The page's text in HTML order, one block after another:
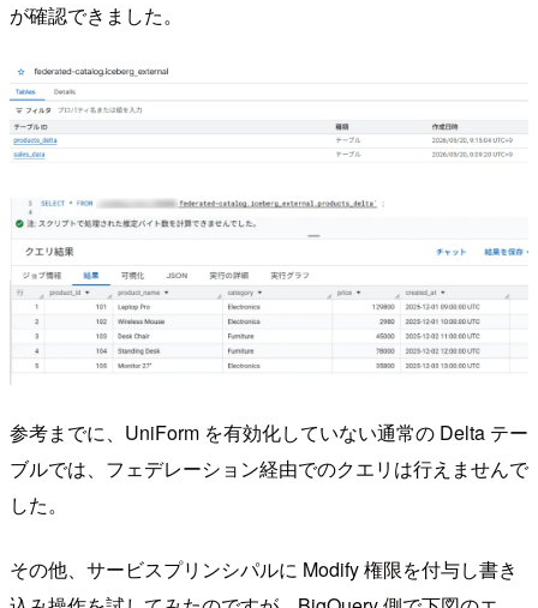
が確認できました。
参考までに、UniForm を有効化していない通常の Delta テー
ブルでは、フェデレーション経由でのクエリは行えませんで
した。
その他、サービスプリンシパルに Modify 権限を付与し書き